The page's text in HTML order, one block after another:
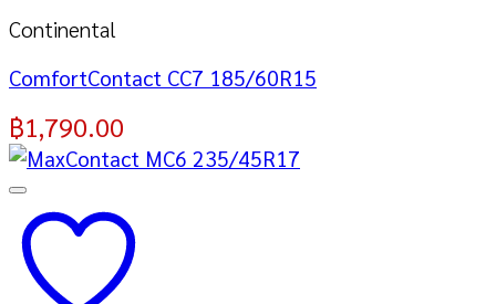
Continental
ComfortContact CC7 185/60R15
฿1,790.00